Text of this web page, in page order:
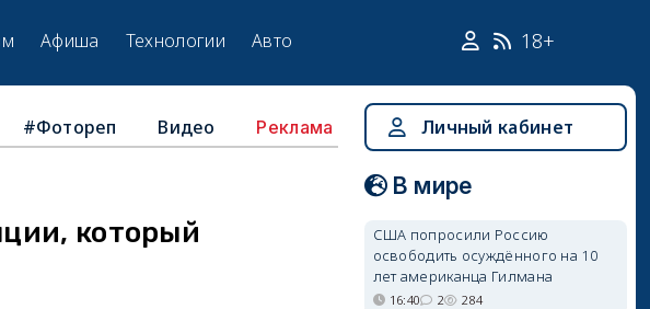
Афиша Технологии Авто 18+
#Фотореп Видео Реклама
который
Личный кабинет
В мире
США попросили Россию
освободить осуждённого на 10
лет американца Гилмана
16:40 2 284